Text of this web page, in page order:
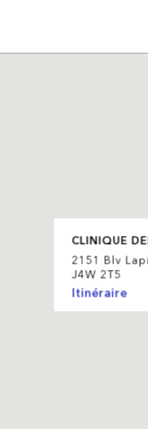
CLINIQUE
2151 Blv
J4W 2T5
Itinéraire